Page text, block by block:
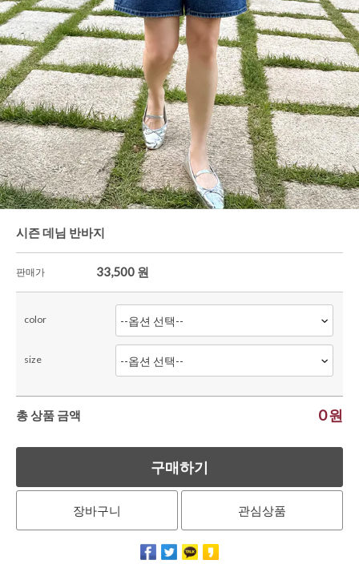
셔츠&블라우스
가디건/니트
와이드팬츠
한정세일
셔츠&블라우스
가디건/니트
와이드팬츠
시즌 데님 반바지
판매가 33,500 원
color
size
총 상품 금액 0원
구매하기
장바구니 관심상품